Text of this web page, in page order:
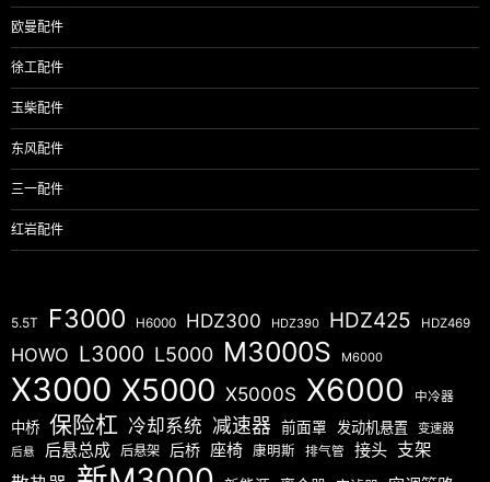
欧曼配件
徐工配件
玉柴配件
东风配件
三一配件
红岩配件
5.5T F3000 H6000 HDZ300 HDZ390 HDZ425 HDZ469
HOWO L3000 L5000 M3000S M6000
X3000 X5000 X5000S X6000 中冷器
中桥 保险杠 冷却系统 减速器 前面罩 发动机悬置 变速器
后悬 后悬总成 后悬架 后桥 座椅 康明斯 排气管 接头 支架